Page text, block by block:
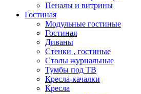
Пеналы и витрины
Гостиная
Модульные гостиные
Гостиная
Диваны
Стенки , гостиные
Столы журнальные
Тумбы под ТВ
Кресла-качалки
Кресла